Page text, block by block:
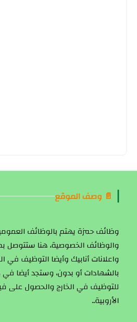
📄 وصف الموقع
وظائف حمزة يهتم بالوظائف
والوظائف الخصوصية، هنا ستتوصل
واعلانات أنابيك وأيضا التوظيف في
بالشهادات أو بدون، وستجد أيضا
للتوظيف في الخارج والحصول على
الأروبية..